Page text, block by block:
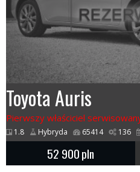
Toyota Auris
Pierwszy właściciel
1.8 Hybryda 65414 136
52 900pln